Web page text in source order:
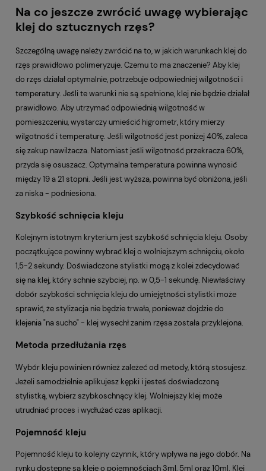
Na co jeszcze zwrócić uwagę wybierając
klej do sztucznych rzęs?
Szczególną uwagę należy zwrócić na to, w jakich warunkach klej do
rzęs prawidłowo polimeryzuje. Czemu to ma znaczenie? Aby klej
do rzęs działał optymalnie, potrzebuje odpowiedniej wilgotności i
temperatury. Jeśli te warunki nie są spełnione, klej nie będzie działał
prawidłowo. Aby utrzymać odpowiednią wilgotność w
pomieszczeniu, wystarczy umieścić higrometr, który mierzy
wilgotność i temperaturę. Jeśli wilgotność jest poniżej 40%, zaleca
się zakup nawilżacza. Natomiast jeśli wilgotność przekracza 60%,
przyda się osuszacz. Optymalna temperatura powinna wynosić
między 19 a 21 stopni. Jeśli jest wyższa, powinna być obniżona, jeśli
za niska - podniesiona.
Szybkość schnięcia kleju
Kolejnym istotnym kryterium jest szybkość schnięcia kleju. Osoby
początkujące powinny wybrać klej o wolniejszym schnięciu, około
1,5-2 sekundy. Doświadczone stylistki mogą z kolei zdecydować
się na klej, który schnie szybciej, np. w 0,5-1 sekundę. Niewłaściwy
dobór szybkości schnięcia kleju do umiejętności stylistki może
sprawić, że stylizacja nie będzie trwała, ponieważ dojdzie do
klejenia "na sucho" - klej wysechł zanim rzęsa została przyklejona.
Metoda przedłużania rzęs
Wybór kleju powinien również zależeć od metody, którą stosujesz.
Jeżeli samodzielnie aplikujesz kępki i jesteś doświadczoną
stylistką, wybierz szybkoschnący klej. Wolniejszy klej może
utrudniać proces i wydłużać czas aplikacji.
Pojemność kleju
Pojemność kleju to kolejny czynnik, który wpływa na jego dobór. Na
rynku dostępne są kleje o pojemnościach 3ml, 5ml oraz 10ml. Klej